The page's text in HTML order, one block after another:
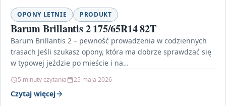
OPONY LETNIE PRODUKT
Barum Brillantis 2 175/65R14 82T
Barum Brillantis 2 – pewność prowadzenia w codziennych
trasach Jeśli szukasz opony, która ma dobrze sprawdzać się
w typowej jeździe po mieście i na…
5 minuty czytania 25 maja 2026
Czytaj więcej